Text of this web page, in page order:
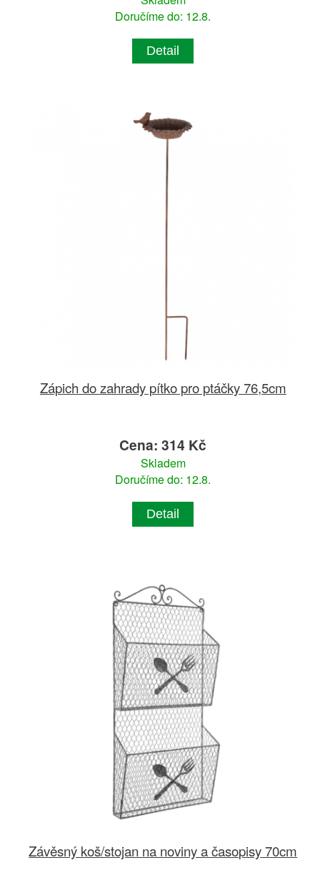
Doručíme do: 12.8.
Detail
Zápich do zahrady pítko pro ptáčky 76,5cm
Cena: 314 Kč
Skladem
Doručíme do: 12.8.
Detail
Závěsný koš/stojan na noviny a časopisy 70cm